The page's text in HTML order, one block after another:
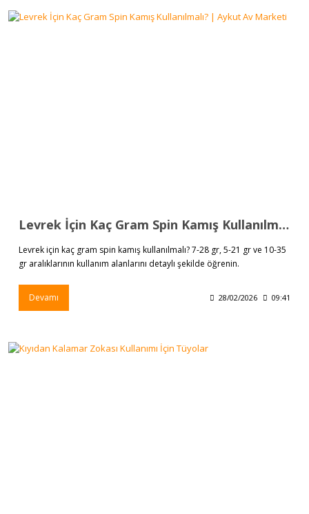
Levrek İçin Kaç Gram Spin Kamış Kullanılmalı? | Aykut Av Marketi
Levrek için kaç gram spin kamış kullanılmalı? 7-28 gr, 5-21 gr ve 10-35
gr aralıklarının kullanım alanlarını detaylı şekilde öğrenin.
Devamı 28/02/2026 09:41